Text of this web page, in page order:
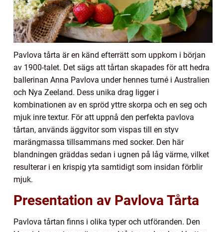
Pavlova tårta är en känd efterrätt som uppkom i början
av 1900-talet. Det sägs att tårtan skapades för att hedra
ballerinan Anna Pavlova under hennes turné i Australien
och Nya Zeeland. Dess unika drag ligger i
kombinationen av en spröd yttre skorpa och en seg och
mjuk inre textur. För att uppnå den perfekta pavlova
tårtan, används äggvitor som vispas till en styv
marängmassa tillsammans med socker. Den här
blandningen gräddas sedan i ugnen på låg värme, vilket
resulterar i en krispig yta samtidigt som insidan förblir
mjuk.
Presentation av Pavlova Tårta
Pavlova tårtan finns i olika typer och utföranden. Den